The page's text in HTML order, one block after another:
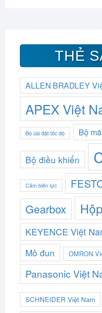
THẺ
ALLEN BRADLEY
APEX Việt
Bộ cài đặt tốc độ Bộ
Bộ điều khiển
Cảm biến lực
Gearbox
KEYENCE Việt
Mô đun OMRON
Panasonic Việt
SCHNEIDER Việt Nam